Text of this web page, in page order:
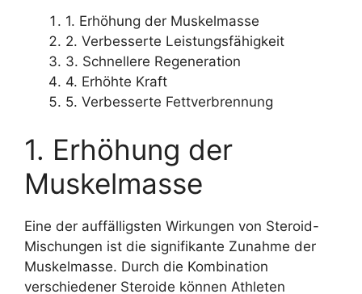
1. Erhöhung der Muskelmasse
2. Verbesserte Leistungsfähigkeit
3. Schnellere Regeneration
4. Erhöhte Kraft
5. Verbesserte Fettverbrennung
1. Erhöhung der
Muskelmasse
Eine der auffälligsten Wirkungen von Steroid-
Mischungen ist die signifikante Zunahme der
Muskelmasse. Durch die Kombination
verschiedener Steroide können Athleten